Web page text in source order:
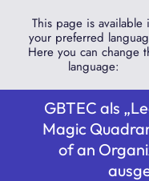
This page is available
your preferred
Here you can change
language:
GBTEC als
Magic
of an